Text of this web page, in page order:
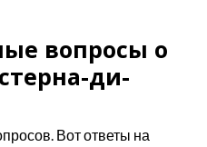
вопросы о
ди-
Вот ответы на